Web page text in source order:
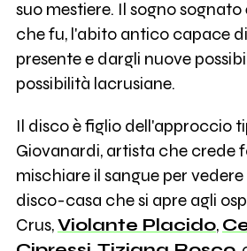
suo mestiere. Il sogno
che fu, l'abito antico capace
presente e dargli nuove
possibilità lacrusiane.
Il disco è figlio dell'approccio
Giovanardi, artista che crede
mischiare il sangue per
disco-casa che si apre agli
Crus,Violante Placido,